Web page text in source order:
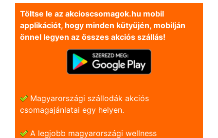
Töltse le az akcioscsomagok.hu mobil
applikációt, hogy minden kütyüjén, mobilján
önnel legyen az összes akciós szállás!
Magyarországi szállodák akciós
csomagajánlatai egy helyen.
A legjobb magyarországi wellness